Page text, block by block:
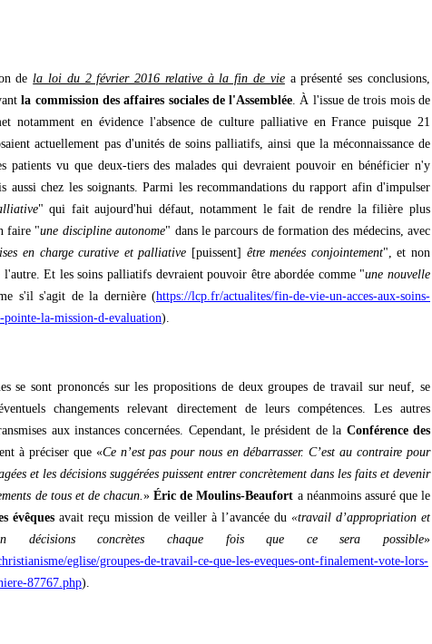
dela loi du 2 février 2016 relative à la fin de viea présenté ses conclusions,
la commission des affaires sociales de l'Assemblée. À l'issue de trois mois de
notamment en évidence l'absence de culture palliative en France puisque 21
actuellement pas d'unités de soins palliatifs, ainsi que la méconnaissance de
patients vu que deux-tiers des malades qui devraient pouvoir en bénéficier n'y
aussi chez les soignants. Parmi les recommandations du rapport afin d'impulser
" qui fait aujourd'hui défaut, notamment le fait de rendre la filière plus
faire "une discipline autonome" dans le parcours de formation des médecins, avec
en charge curative et palliative [puissent] être menées conjointement", et non
l'autre. Et les soins palliatifs devraient pouvoir être abordée comme "une nouvelle
s'il s'agit de la dernière (https://lcp.fr/actualites/fin-de-vie-un-acces-aux-soins-
la-mission-d-evaluation).
se sont prononcés sur les propositions de deux groupes de travail sur neuf, se
changements relevant directement de leurs compétences. Les autres
aux instances concernées. Cependant, le président de la Conférence des
à préciser que «Ce n’est pas pour nous en débarrasser. C’est au contraire pour
et les décisions suggérées puissent entrer concrètement dans les faits et devenir
de tous et de chacun.» Éric de Moulins-Beaufort a néanmoins assuré que le
évêques avait reçu mission de veiller à l’avancée du «travail d’appropriation et
décisions concrètes chaque fois que ce sera possible»
eglise/groupes-de-travail-ce-que-les-eveques-ont-finalement-vote-lors-
87767.php).